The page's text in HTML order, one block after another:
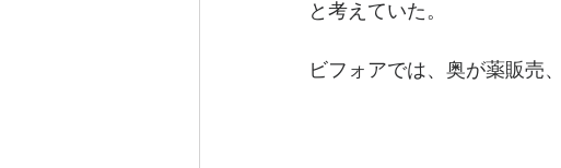
と考えていた。
ビフォアでは、奥が薬販売